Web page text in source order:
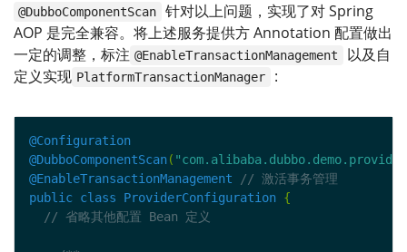
@DubboComponentScan
针对以上问题，实现了对 Spring
AOP 是完全兼容。将上述服务提供方 Annotation 配置做出
一定的调整，标注 @EnableTransactionManagement
以及自
定义实现 PlatformTransactionManager :
@Configuration
@DubboComponentScan(
@EnableTransactionManagement
public class ProviderConfiguration {